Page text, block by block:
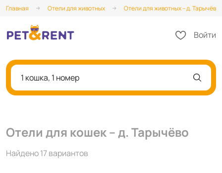
Главная Отели для животных Отели для животных – д. Тарычёво
Войти
1 кошка, 1 номер
Отели для кошек – д. Тарычёво
Найдено 17 вариантов